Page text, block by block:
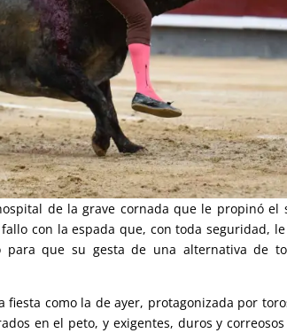
de la grave cornada que le propinó el
con la espada que, con toda seguridad,
para que su gesta de una alternativa de
como la de ayer, protagonizada por
en el peto, y exigentes, duros y